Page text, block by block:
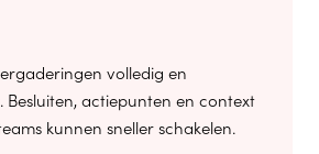
volledig en
actiepunten en context
kunnen sneller schakelen.